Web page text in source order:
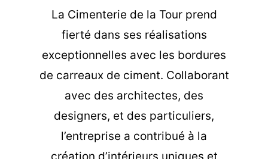
La Cimenterie de la Tour prend
fierté dans ses réalisations
exceptionnelles avec les bordures
de carreaux de ciment. Collaborant
avec des architectes, des
designers, et des particuliers,
l’entreprise a contribué à la
création d’intérieurs uniques et